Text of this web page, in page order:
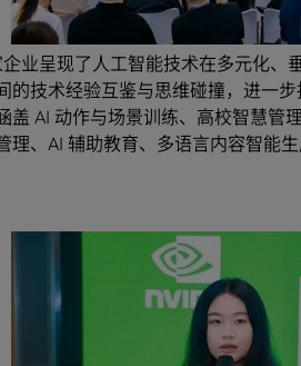
业呈现了人工智能技术在多元化、
的技术经验互鉴与思维碰撞，进一
盖 AI 动作与场景训练、高校智慧管
理、AI 辅助教育、多语言内容智能